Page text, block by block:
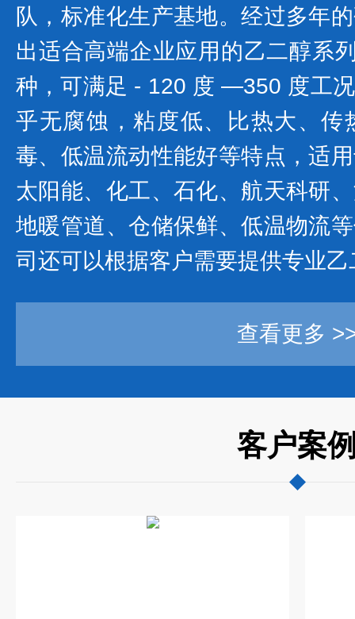
队，标准化生产基地。经过多年
出适合高端企业应用的乙二醇系
种，可满足 - 120 度 —350 度工
乎无腐蚀，粘度低、比热大、传
毒、低温流动性能好等特点，适
太阳能、化工、石化、航天科研
地暖管道、仓储保鲜、低温物流
司还可以根据客户需要提供专业
查看更多
客户案